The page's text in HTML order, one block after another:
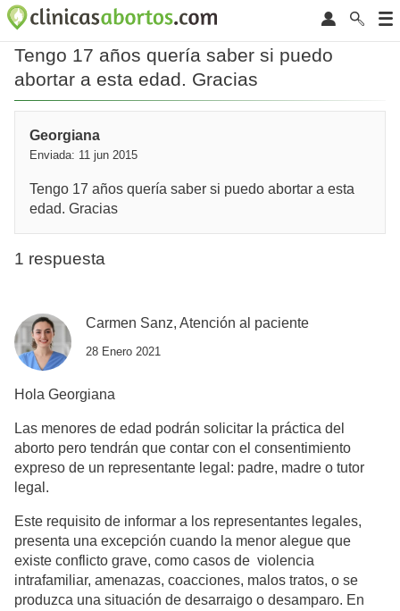
Tengo 17 años quería saber si puedo
abortar a esta edad. Gracias
Georgiana
Enviada: 11 jun 2015
Tengo 17 años quería saber si puedo abortar a esta
edad. Gracias
1 respuesta
Carmen Sanz, Atención al paciente
28 Enero 2021
Hola Georgiana
Las menores de edad podrán solicitar la práctica del
aborto pero tendrán que contar con el consentimiento
expreso de un representante legal: padre, madre o tutor
legal.
Este requisito de informar a los representantes legales,
presenta una excepción cuando la menor alegue que
existe conflicto grave, como casos de violencia
intrafamiliar, amenazas, coacciones, malos tratos, o se
produzca una situación de desarraigo o desamparo. En